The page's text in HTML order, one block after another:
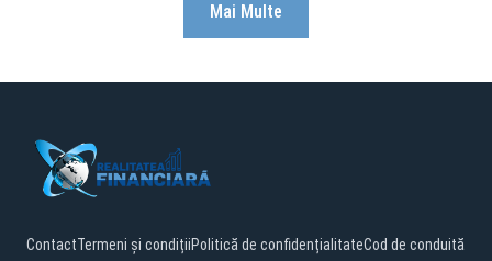
Mai Multe
ContactTermeni și condițiiPolitică de confidențialitateCod de conduită